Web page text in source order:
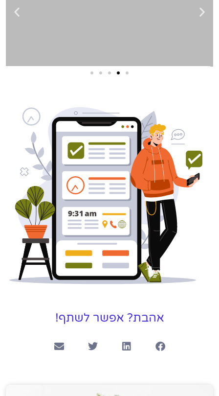
בעל/ת עסק? סוכנות ניהול מוניטין
לקידום, שיווק ופרסום באינטרנט
כאן עבורך!
לפרטים
אהבת? אפשר לשתף!